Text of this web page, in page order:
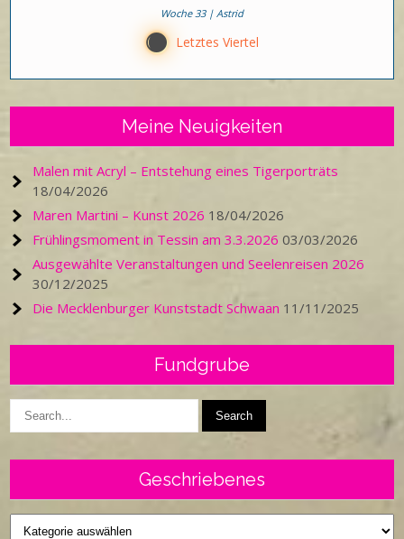
Woche 33 | Astrid
Y Letztes Viertel
Meine Neuigkeiten
Malen mit Acryl – Entstehung eines Tigerporträts
18/04/2026
Maren Martini – Kunst 2026 18/04/2026
Frühlingsmoment in Tessin am 3.3.2026 03/03/2026
Ausgewählte Veranstaltungen und Seelenreisen 2026
30/12/2025
Die Mecklenburger Kunststadt Schwaan 11/11/2025
Fundgrube
Geschriebenes
Geschriebenes